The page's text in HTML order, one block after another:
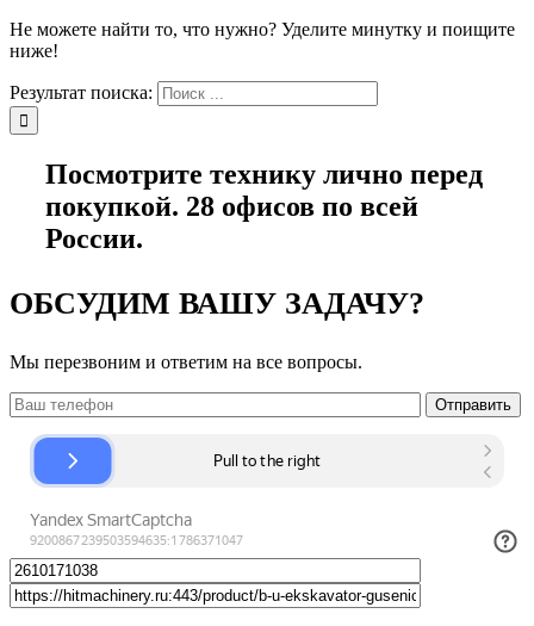
Не можете найти то, что нужно? Уделите минутку и поищите
ниже!
Результат поиска:
Посмотрите технику лично перед
покупкой. 28 офисов по всей
России.
ОБСУДИМ ВАШУ ЗАДАЧУ?
Мы перезвоним и ответим на все вопросы.